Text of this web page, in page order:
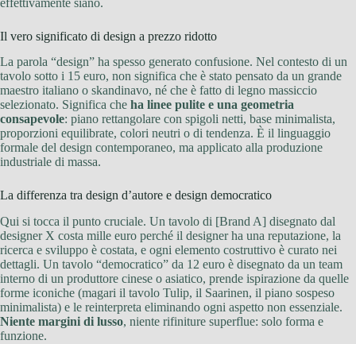
Il vero significato di design a prezzo ridotto
La parola “design” ha spesso generato confusione. Nel contesto di un
tavolo sotto i 15 euro, non significa che è stato pensato da un grande
maestro italiano o skandinavo, né che è fatto di legno massiccio
selezionato. Significa che ha linee pulite e una geometria
consapevole: piano rettangolare con spigoli netti, base minimalista,
proporzioni equilibrate, colori neutri o di tendenza. È il linguaggio
formale del design contemporaneo, ma applicato alla produzione
industriale di massa.
La differenza tra design d’autore e design democratico
Qui si tocca il punto cruciale. Un tavolo di [Brand A] disegnato dal
designer X costa mille euro perché il designer ha una reputazione, la
ricerca e sviluppo è costata, e ogni elemento costruttivo è curato nei
dettagli. Un tavolo “democratico” da 12 euro è disegnato da un team
interno di un produttore cinese o asiatico, prende ispirazione da quelle
forme iconiche (magari il tavolo Tulip, il Saarinen, il piano sospeso
minimalista) e le reinterpreta eliminando ogni aspetto non essenziale.
Niente margini di lusso, niente rifiniture superflue: solo forma e
funzione.